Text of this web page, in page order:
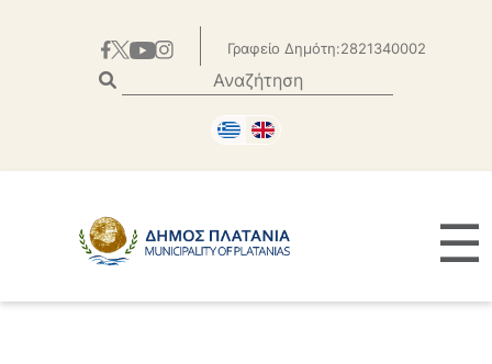
Γραφείο Δημότη:2821340002
☰